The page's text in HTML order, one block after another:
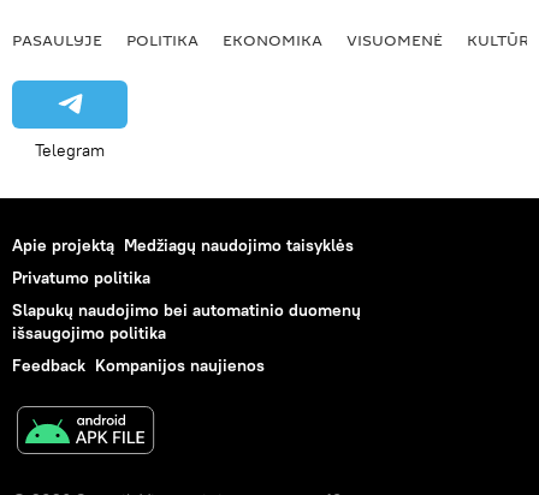
PASAULYJE POLITIKA EKONOMIKA VISUOMENĖ KULTŪRA
Telegram
Apie projektą Medžiagų naudojimo taisyklės
Privatumo politika
Slapukų naudojimo bei automatinio duomenų
išsaugojimo politika
Feedback Kompanijos naujienos